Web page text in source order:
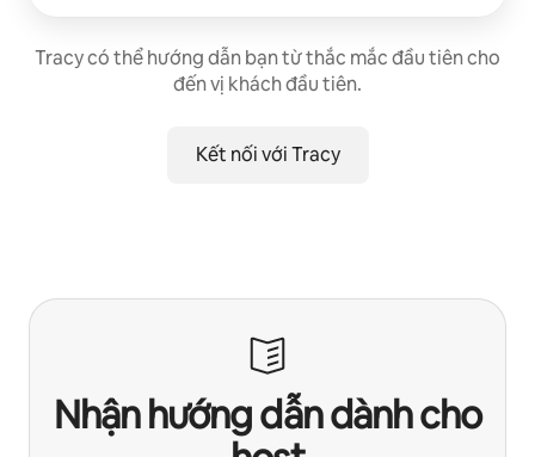
Tracy có thể hướng dẫn bạn từ thắc mắc đầu tiên cho
đến vị khách đầu tiên.
Kết nối với Tracy
Nhận hướng dẫn dành cho